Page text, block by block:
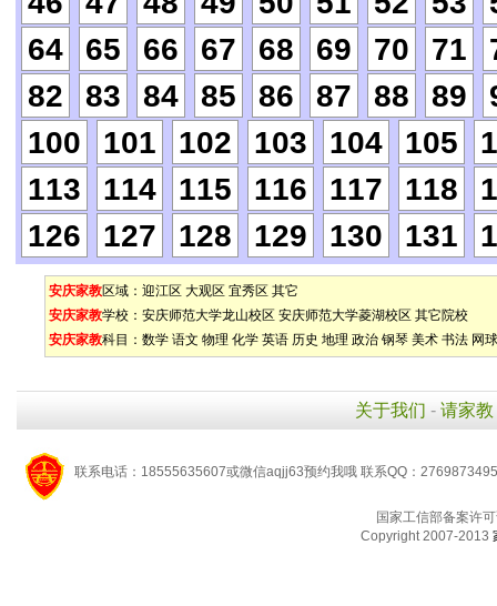
64
65 66 67 68 69 70 71
82
83 84 85 86 87 88 89
100
101 102 103 104 105
113
114 115 116 117 118
126
127 128 129 130 131
安庆家教区域： 迎江区 大观区 宜秀区 其它
安庆家教学校： 安庆师范大学龙山校区 安庆师范大学菱湖校区 其它院校
安庆家教科目： 数学 语文 物理 化学 英语 历史 地理 政治 钢琴 美术 书法 网球
关于我们 - 请家教
联系电话：18555635607或微信aqjj63预约我哦 联系QQ：
国家工信部备案许
Copyright 2007-2013